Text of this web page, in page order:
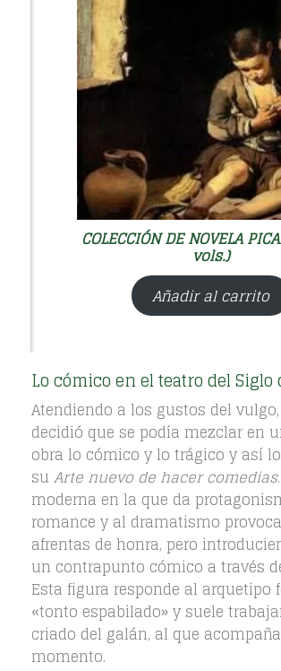
COLECCIÓN DE NOVELA
vols.)
Añadir al carrito
Lo cómico en el teatro del Siglo
Atendiendo a los gustos del vulgo,
decidió que se podía mezclar en
obra lo cómico y lo trágico y así
su Arte nuevo de hacer comedias
moderna en la que da
romance y al dramatismo
afrentas de honra, pero
un contrapunto cómico a través
Esta figura responde al arquetipo
«tonto espabilado» y suele
criado del galán, al que
momento.